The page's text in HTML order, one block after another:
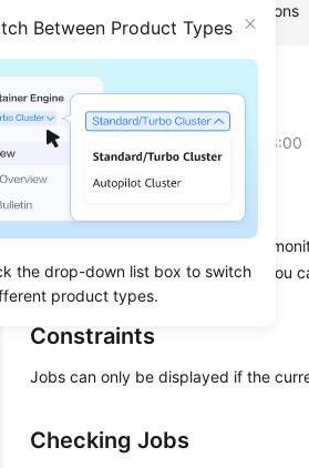
Between Product Types
the drop-down list box to switch
product types.
Publications and Subscriptions
Monitoring Jobs
Updated on 2026-04-24 GMT+08:00
Scenarios
RDS for SQL Server provides job
jobs and their execution history. You
Constraints
Jobs can only be displayed if the
Checking Jobs